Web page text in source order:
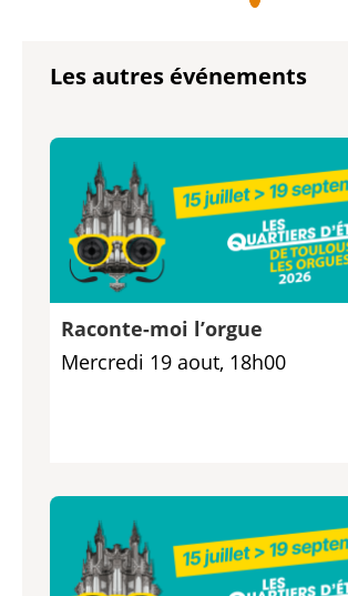
Les autres événements
Raconte-moi l’orgue
Mercredi 19 aout, 18h00